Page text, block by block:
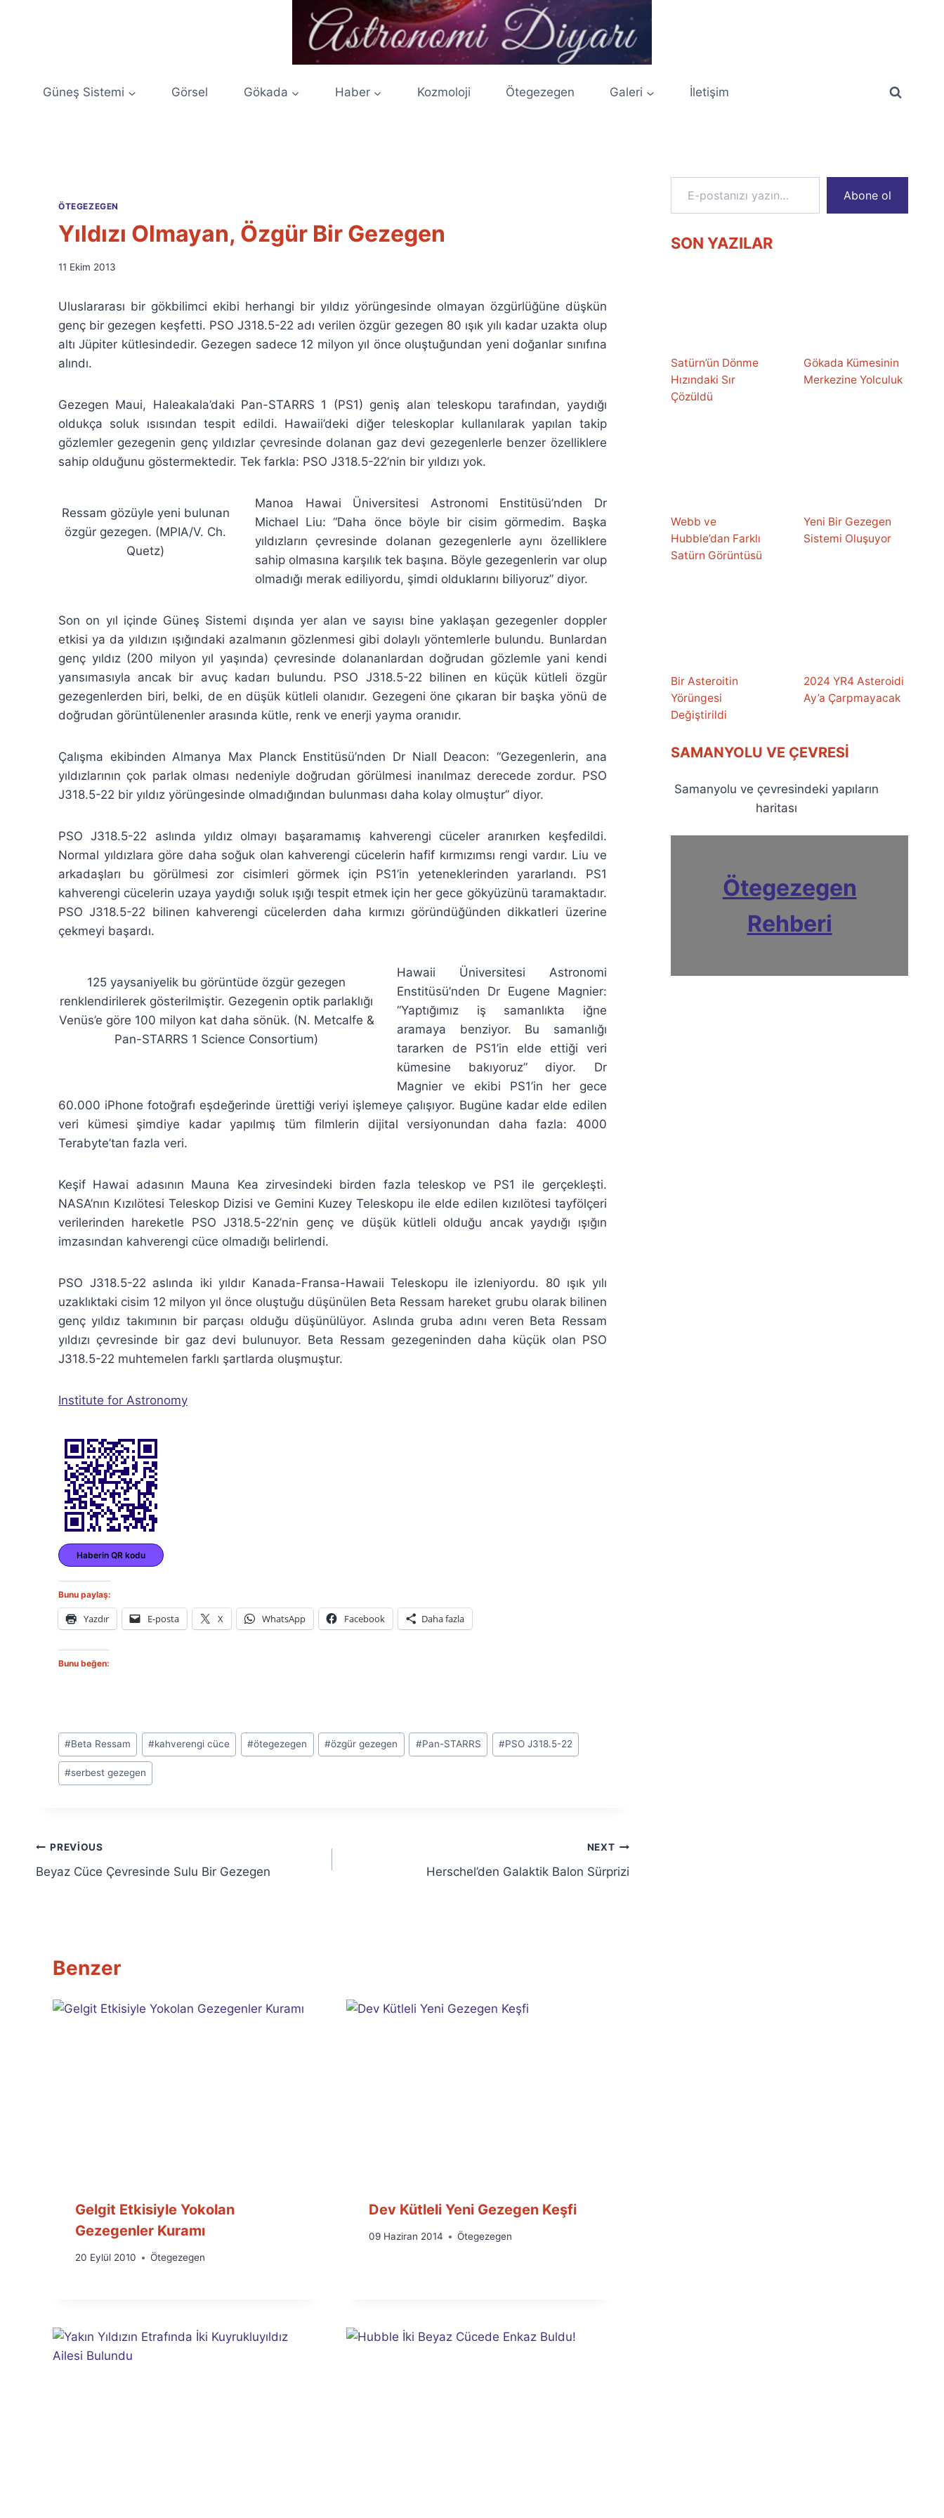
Güneş Sistemi Görsel Gökada Haber Kozmoloji Ötegezegen Galeri İletişim
ÖTEGEZEGEN
Yıldızı Olmayan, Özgür Bir Gezegen
By
Özyar
11 Ekim 2013
Uluslararası bir gökbilimci ekibi herhangi bir yıldız yörüngesinde olmayan özgürlüğüne düşkün
genç bir gezegen keşfetti. PSO J318.5-22 adı verilen özgür gezegen 80 ışık yılı kadar uzakta olup
altı Jüpiter kütlesindedir. Gezegen sadece 12 milyon yıl önce oluştuğundan yeni doğanlar sınıfına
alındı.
Gezegen Maui, Haleakala’daki Pan-STARRS 1 (PS1) geniş alan teleskopu tarafından, yaydığı
oldukça soluk ısısından tespit edildi. Hawaii’deki diğer teleskoplar kullanılarak yapılan takip
gözlemler gezegenin genç yıldızlar çevresinde dolanan gaz devi gezegenlerle benzer özelliklere
sahip olduğunu göstermektedir. Tek farkla: PSO J318.5-22’nin bir yıldızı yok.
Ressam gözüyle yeni bulunan
özgür gezegen. (MPIA/V. Ch.
Quetz)
Manoa Hawai Üniversitesi Astronomi Enstitüsü’nden Dr
Michael Liu: “Daha önce böyle bir cisim görmedim. Başka
yıldızların çevresinde dolanan gezegenlerle aynı özelliklere
sahip olmasına karşılık tek başına. Böyle gezegenlerin var olup
olmadığı merak ediliyordu, şimdi olduklarını biliyoruz” diyor.
Son on yıl içinde Güneş Sistemi dışında yer alan ve sayısı bine yaklaşan gezegenler doppler
etkisi ya da yıldızın ışığındaki azalmanın gözlenmesi gibi dolaylı yöntemlerle bulundu. Bunlardan
genç yıldız (200 milyon yıl yaşında) çevresinde dolananlardan doğrudan gözlemle yani kendi
yansımasıyla ancak bir avuç kadarı bulundu. PSO J318.5-22 bilinen en küçük kütleli özgür
gezegenlerden biri, belki, de en düşük kütleli olanıdır. Gezegeni öne çıkaran bir başka yönü de
doğrudan görüntülenenler arasında kütle, renk ve enerji yayma oranıdır.
Çalışma ekibinden Almanya Max Planck Enstitüsü’nden Dr Niall Deacon: “Gezegenlerin, ana
yıldızlarının çok parlak olması nedeniyle doğrudan görülmesi inanılmaz derecede zordur. PSO
J318.5-22 bir yıldız yörüngesinde olmadığından bulunması daha kolay olmuştur” diyor.
PSO J318.5-22 aslında yıldız olmayı başaramamış kahverengi cüceler aranırken keşfedildi.
Normal yıldızlara göre daha soğuk olan kahverengi cücelerin hafif kırmızımsı rengi vardır. Liu ve
arkadaşları bu görülmesi zor cisimleri görmek için PS1’in yeteneklerinden yararlandı. PS1
kahverengi cücelerin uzaya yaydığı soluk ışığı tespit etmek için her gece gökyüzünü taramaktadır.
PSO J318.5-22 bilinen kahverengi cücelerden daha kırmızı göründüğünden dikkatleri üzerine
çekmeyi başardı.
125 yaysaniyelik bu görüntüde özgür gezegen
renklendirilerek gösterilmiştir. Gezegenin optik parlaklığı
Venüs’e göre 100 milyon kat daha sönük. (N. Metcalfe &
Pan-STARRS 1 Science Consortium)
Hawaii Üniversitesi Astronomi
Enstitüsü’nden Dr Eugene Magnier:
“Yaptığımız iş samanlıkta iğne
aramaya benziyor. Bu samanlığı
tararken de PS1’in elde ettiği veri
kümesine bakıyoruz” diyor. Dr
Magnier ve ekibi PS1’in her gece
60.000 iPhone fotoğrafı eşdeğerinde ürettiği veriyi işlemeye çalışıyor. Bugüne kadar elde edilen
veri kümesi şimdiye kadar yapılmış tüm filmlerin dijital versiyonundan daha fazla: 4000
Terabyte’tan fazla veri.
Keşif Hawai adasının Mauna Kea zirvesindeki birden fazla teleskop ve PS1 ile gerçekleşti.
NASA’nın Kızılötesi Teleskop Dizisi ve Gemini Kuzey Teleskopu ile elde edilen kızılötesi tayfölçeri
verilerinden hareketle PSO J318.5-22’nin genç ve düşük kütleli olduğu ancak yaydığı ışığın
imzasından kahverengi cüce olmadığı belirlendi.
PSO J318.5-22 aslında iki yıldır Kanada-Fransa-Hawaii Teleskopu ile izleniyordu. 80 ışık yılı
uzaklıktaki cisim 12 milyon yıl önce oluştuğu düşünülen Beta Ressam hareket grubu olarak bilinen
genç yıldız takımının bir parçası olduğu düşünülüyor. Aslında gruba adını veren Beta Ressam
yıldızı çevresinde bir gaz devi bulunuyor. Beta Ressam gezegeninden daha küçük olan PSO
J318.5-22 muhtemelen farklı şartlarda oluşmuştur.
Institute for Astronomy
Haberin QR kodu
Bunu paylaş:
Yazdır E-posta X WhatsApp Facebook Daha fazla
Bunu beğen:
Post
Tags:
#Beta Ressam #kahverengi cüce #ötegezegen #özgür gezegen #Pan-STARRS #PSO J318.5-22
#serbest gezegen
Yazı
gezinmesi
PREVIOUS
Beyaz Cüce Çevresinde Sulu Bir Gezegen
NEXT
Herschel’den Galaktik Balon Sürprizi
Benzer
Gelgit Etkisiyle Yokolan
Gezegenler Kuramı
By
20 Eylül 2010 Ötegezegen
Dev Kütleli Yeni Gezegen Keşfi
By
09 Haziran 2014 Ötegezegen
E-postanızı yazın…
Abone ol
SON YAZILAR
Satürn’ün Dönme
Hızındaki Sır
Çözüldü
Gökada Kümesinin
Merkezine Yolculuk
Webb ve
Hubble’dan Farklı
Satürn Görüntüsü
Yeni Bir Gezegen
Sistemi Oluşuyor
Bir Asteroitin
Yörüngesi
Değiştirildi
2024 YR4 Asteroidi
Ay’a Çarpmayacak
SAMANYOLU VE ÇEVRESI
Samanyolu ve çevresindeki yapıların
haritası
Ötegezegen
Rehberi